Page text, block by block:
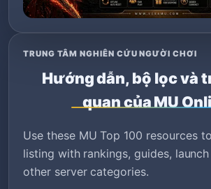
TRUNG TÂM NGHIÊN CỨU NGƯỜI CHƠI
Hướng dẫn, bộ lọc và
quan của MU
Use these MU Top 100 resources
listing with rankings, guides,
other server categories.